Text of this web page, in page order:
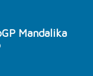
Mandalika